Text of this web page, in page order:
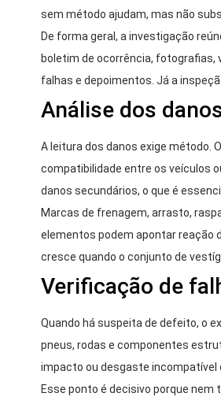
sem método ajudam, mas não
De forma geral, a investigação
boletim de ocorrência, fotografias,
falhas e depoimentos. Já a
Análise dos
A leitura dos danos exige método.
compatibilidade entre os veículos
danos secundários, o que é
Marcas de frenagem, arrasto,
elementos podem apontar reação
cresce quando o conjunto de
Verificação de
Quando há suspeita de defeito, o
pneus, rodas e componentes
impacto ou desgaste incompatível
Esse ponto é decisivo porque